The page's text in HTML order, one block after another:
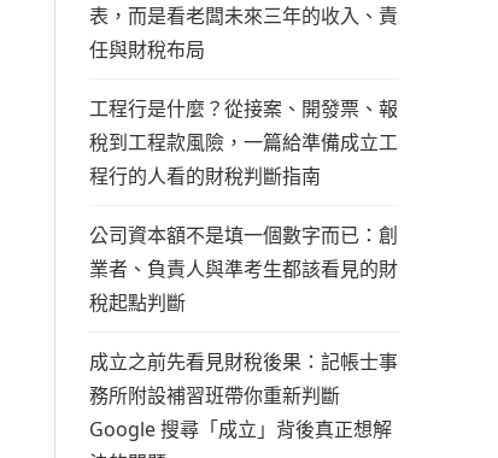
表，而是看老闆未來三年的收入、責
任與財稅布局
工程行是什麼？從接案、開發票、報
稅到工程款風險，一篇給準備成立工
程行的人看的財稅判斷指南
公司資本額不是填一個數字而已：創
業者、負責人與準考生都該看見的財
稅起點判斷
成立之前先看見財稅後果：記帳士事
務所附設補習班帶你重新判斷
Google 搜尋「成立」背後真正想解